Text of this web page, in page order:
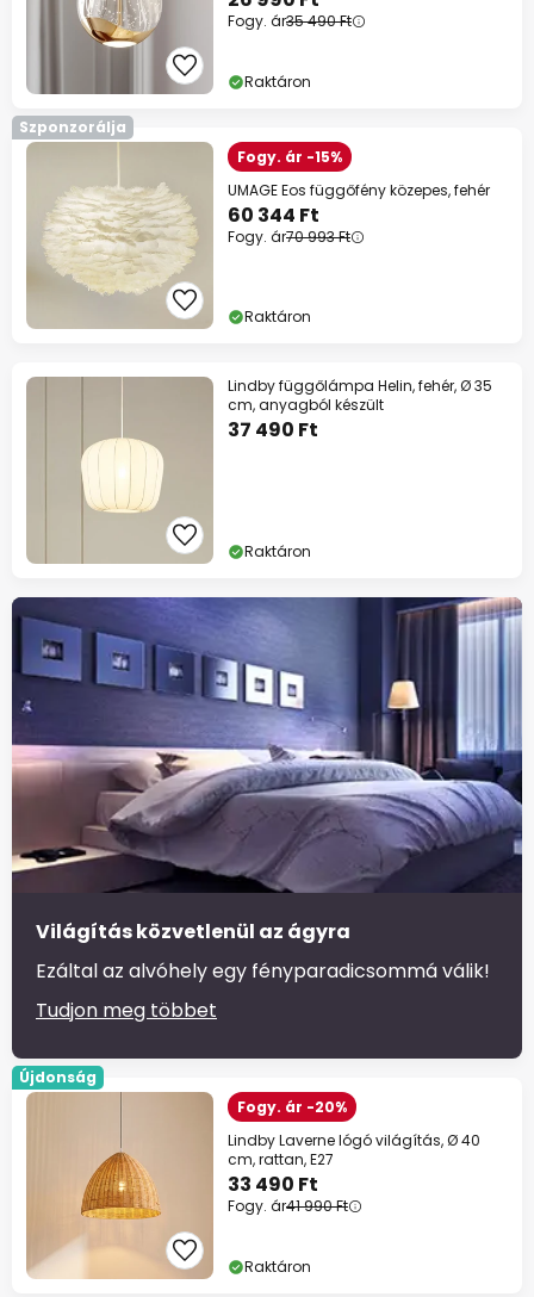
Fogy. ár35 490 Ft
Raktáron
Szponzorálja
Fogy. ár -15%
UMAGE Eos függőfény közepes, fehér
60 344 Ft
Fogy. ár70 993 Ft
Raktáron
Lindby függőlámpa Helin, fehér, Ø 35
cm, anyagból készült
37 490 Ft
Raktáron
Világítás közvetlenül az ágyra
Ezáltal az alvóhely egy fényparadicsommá válik!
Tudjon meg többet
Újdonság
Fogy. ár -20%
Lindby Laverne lógó világítás, Ø 40
cm, rattan, E27
33 490 Ft
Fogy. ár41 990 Ft
Raktáron